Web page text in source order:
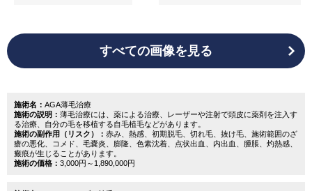
すべての画像を見る
施術名： AGA薄毛治療
施術の説明： 薄毛治療には、薬による治療、レーザーや注射で頭皮に薬剤を注入す
る治療、自分の毛を移植する自毛植毛などがあります。
施術の副作用（リスク）： 赤み、熱感、初期脱毛、切れ毛、抜け毛、施術範囲のざ
瘡の悪化、コメド、毛嚢炎、膨隆、色素沈着、点状出血、内出血、腫脹、灼熱感、
瘢痕が生じることがあります。
施術の価格： 3,000円～1,890,000円